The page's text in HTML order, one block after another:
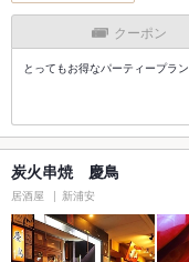
クーポン
とってもお得なパーティープラン
炭火串焼 慶鳥
居酒屋 新浦安